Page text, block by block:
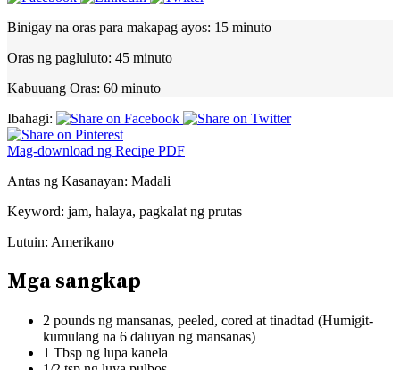
Binigay na oras para makapag ayos: 15 minuto
Oras ng pagluluto: 45 minuto
Kabuuang Oras: 60 minuto
Ibahagi:
Mag-download ng Recipe PDF
Antas ng Kasanayan: Madali
Keyword: jam, halaya, pagkalat ng prutas
Lutuin: Amerikano
Mga sangkap
2 pounds ng mansanas, peeled, cored at tinadtad (Humigit-
kumulang na 6 daluyan ng mansanas)
1 Tbsp ng lupa kanela